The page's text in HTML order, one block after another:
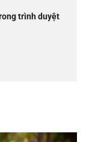
trình duyệt